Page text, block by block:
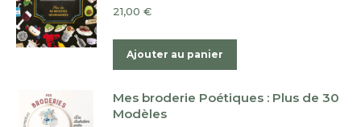
21,00 €
Ajouter au panier
Mes broderie Poétiques : Plus de 30
Modèles